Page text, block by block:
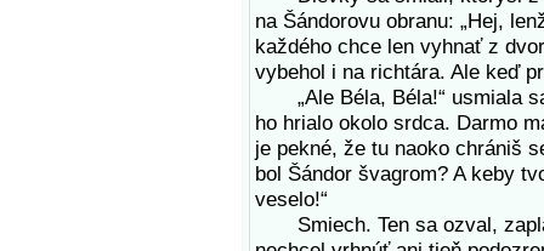
na Šándorovu obranu: „Hej,
každého chce len vyhnať z
vybehol i na richtára. Ale keď
„Ale Béla, Béla!“ usmiala
ho hrialo okolo srdca. Darmo
je pekné, že tu naoko chrániš
bol Šándor švagrom? A keby
veselo!“
Smiech. Ten sa ozval,